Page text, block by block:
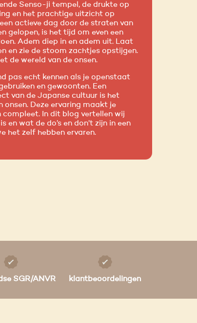
Senso-ji tempel, de drukte op
en het prachtige uitzicht op
actieve dag door de straten van
gelopen, is het tijd om even een
Adem diep in en adem uit. Laat
en zie de stoom zachtjes opstijgen.
de wereld van de onsen.
pas echt kennen als je openstaat
en gewoonten. Een
van de Japanse cultuur is het
onsen. Deze ervaring maakt je
compleet. In dit blog vertellen wij
en wat de do’s en don’t zijn in een
het zelf hebben ervaren.
SGR/ANVR klantbeoordelingen